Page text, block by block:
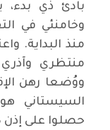
بادئ ذي بدء،
وخامنئي في
منذ البداية.
منتظري
ووُضعا رهن
السيستاني هو
حصلوا على إذن